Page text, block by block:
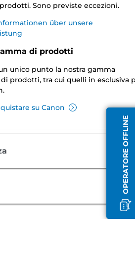
OPERATORE OFFLINE
Sono previste eccezioni.
über unsere
di prodotti
unico punto la nostra gamma
prodotti, tra cui quelli in esclusiva
su Canon